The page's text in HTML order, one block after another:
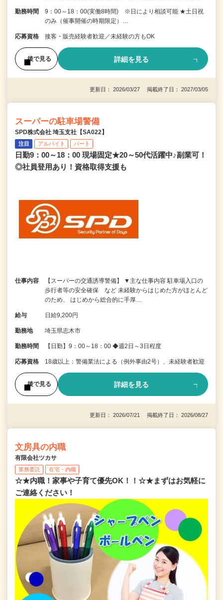
勤務時間
9：00～18：00(実働8時間) ※日により相談可能 ★土日祝
のみ（催事開催の時期限定）…
応募資格 接客・販売経験者歓迎／未経験の方もOK
後で見る 詳細を見る
更新日： 2026/03/27 掲載終了日： 2027/03/05
スーパーの駐車場警備
SPD株式会社 埼玉支社【SA022】
注目 アルバイト パート
日勤9：00～18：00 現場固定★20～50代活躍中♪副業可！
◎社員登用あり！資格取得支援も
仕事内容
【スーパーの交通誘導警備】 ▼主な仕事内容 駐車場入口の
歩行者等の安全確保 など 未経験からはじめた方がほとんど
のため、 はじめから総合的に手厚…
給与 日給9,200円
勤務地 埼玉県志木市
勤務時間 【日勤】9：00～18：00 ◆週2日～3日程度
応募資格 18歳以上：警備業法による（例外事由2号）、未経験者歓迎
後で見る 詳細を見る
更新日： 2026/07/21 掲載終了日： 2026/08/27
文房具の内職
有限会社ツカサ
業務委託 在宅・内職
☆★内職！家事や子育て優先OK！！☆★まずはお気軽に
ご連絡ください！